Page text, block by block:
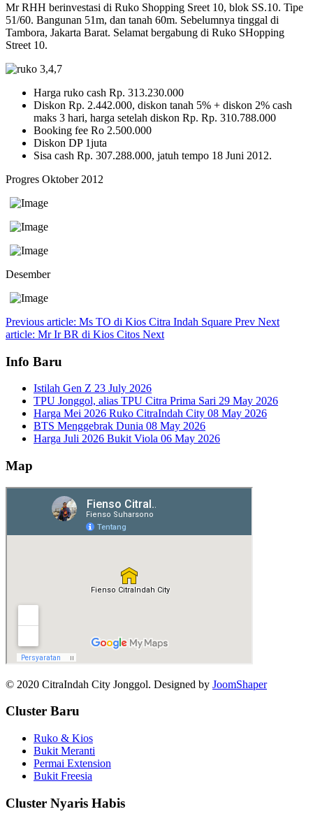
Mr RHH berinvestasi di Ruko Shopping Sreet 10, blok SS.10. Tipe
51/60. Bangunan 51m, dan tanah 60m. Sebelumnya tinggal di
Tambora, Jakarta Barat. Selamat bergabung di Ruko SHopping
Street 10.
Harga ruko cash Rp. 313.230.000
Diskon Rp. 2.442.000, diskon tanah 5% + diskon 2% cash
maks 3 hari, harga setelah diskon Rp. Rp. 310.788.000
Booking fee Ro 2.500.000
Diskon DP 1juta
Sisa cash Rp. 307.288.000, jatuh tempo 18 Juni 2012.
Progres Oktober 2012
Desember
Previous article: Ms TO di Kios Citra Indah Square Prev Next
article: Mr Ir BR di Kios Citos Next
Info Baru
Istilah Gen Z 23 July 2026
TPU Jonggol, alias TPU Citra Prima Sari 29 May 2026
Harga Mei 2026 Ruko CitraIndah City 08 May 2026
BTS Menggebrak Dunia 08 May 2026
Harga Juli 2026 Bukit Viola 06 May 2026
Map
© 2020 CitraIndah City Jonggol. Designed by JoomShaper
Cluster Baru
Ruko & Kios
Bukit Meranti
Permai Extension
Bukit Freesia
Cluster Nyaris Habis